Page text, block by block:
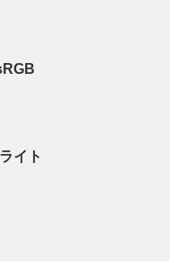
イト